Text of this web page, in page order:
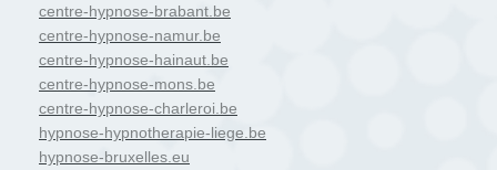
centre-hypnose-brabant.be
centre-hypnose-namur.be
centre-hypnose-hainaut.be
centre-hypnose-mons.be
centre-hypnose-charleroi.be
hypnose-hypnotherapie-liege.be
hypnose-bruxelles.eu